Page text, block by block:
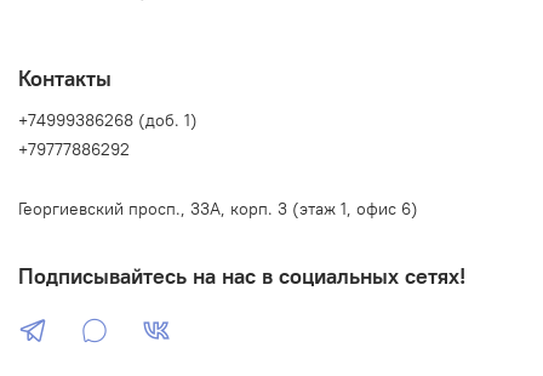
Контакты
+74999386268 (доб. 1)
+79777886292
Георгиевский просп., 33А, корп. 3 (этаж 1, офис 6)
Подписывайтесь на нас в социальных сетях!